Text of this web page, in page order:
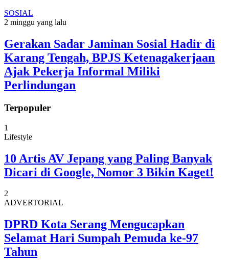
SOSIAL
2 minggu yang lalu
Gerakan Sadar Jaminan Sosial Hadir di
Karang Tengah, BPJS Ketenagakerjaan
Ajak Pekerja Informal Miliki
Perlindungan
Terpopuler
1
Lifestyle
10 Artis AV Jepang yang Paling Banyak
Dicari di Google, Nomor 3 Bikin Kaget!
2
ADVERTORIAL
DPRD Kota Serang Mengucapkan
Selamat Hari Sumpah Pemuda ke-97
Tahun